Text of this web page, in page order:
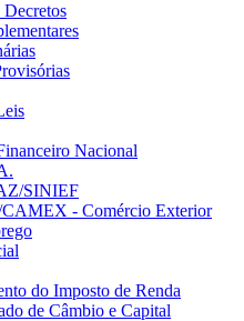
Decretos
Nacional
SINIEF
- Comércio Exterior
do Imposto de Renda
de Câmbio e Capital